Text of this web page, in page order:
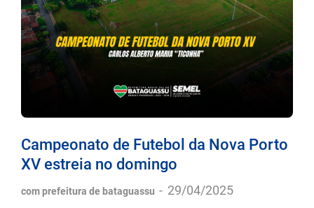
Campeonato de Futebol da Nova Porto
XV estreia no domingo
com prefeitura de bataguassu - 29/04/2025